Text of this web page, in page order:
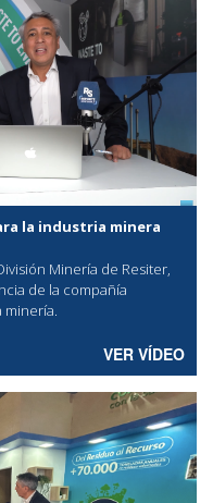
la industria minera
Minería de Resiter,
de la compañía
minería.
VER VÍDEO